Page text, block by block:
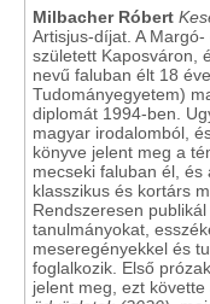
MilbacherRóbert
Artisjus-díjat. A
született Kaposváron,
nevű faluban élt 18
Tudományegyetem)
diplomát 1994-ben.
magyar irodalomból,
könyve jelent meg a
mecseki faluban él,
klasszikus és kortárs
Rendszeresen
tanulmányokat,
meseregényekkel és
foglalkozik. Első
jelent meg, ezt követte